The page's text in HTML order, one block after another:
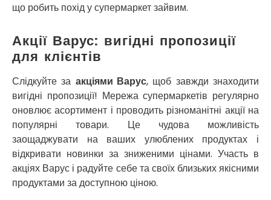
що робить похід у супермаркет зайвим.
Акції Варус: вигідні пропозиції
для клієнтів
Слідкуйте за акціями Варус, щоб завжди знаходити
вигідні пропозиції! Мережа супермаркетів регулярно
оновлює асортимент і проводить різноманітні акції на
популярні товари. Це чудова можливість
заощаджувати на ваших улюблених продуктах і
відкривати новинки за зниженими цінами. Участь в
акціях Варус і радуйте себе та своїх близьких якісними
продуктами за доступною ціною.
Пісочин
Петропавлівська Борщагівка
Підгородне
Покров
Полтава
Прилуки
Путивль
П’ятихатки
Роздільна
Рені
Решетилівка